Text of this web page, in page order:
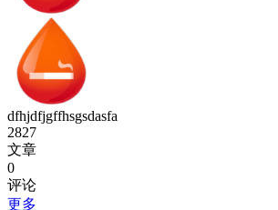
dfhjdfjgffhsgsdasfa
2827
文章
0
评论
更多